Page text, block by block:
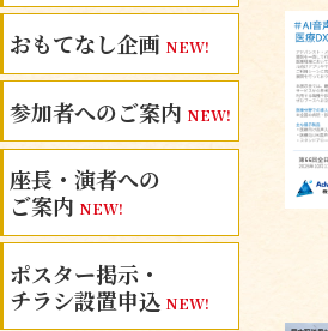
おもてなし企画 NEW!
参加者へのご案内 NEW!
座長・演者への
ご案内 NEW!
ポスター掲示・
チラシ設置申込 NEW!